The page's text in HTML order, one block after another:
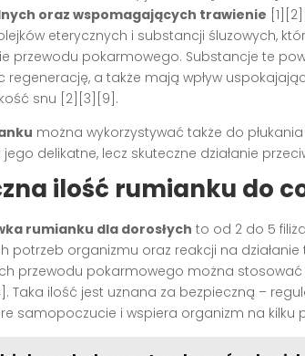
oraz wspomagających trawienie
eterycznych i substancji śluzowych,
przewodu pokarmowego. Substancje te
regenerację, a także mają wpływ
snu [2][3][9].
można wykorzystywać także do
delikatne, lecz skuteczne działanie
ilość rumianku do
rumianku dla dorosłych to od 2 do 5
potrzeb organizmu oraz reakcji na
przewodu pokarmowego można stosować
Taka ilość jest uznana za bezpieczną –
samopoczucie i wspiera organizm na